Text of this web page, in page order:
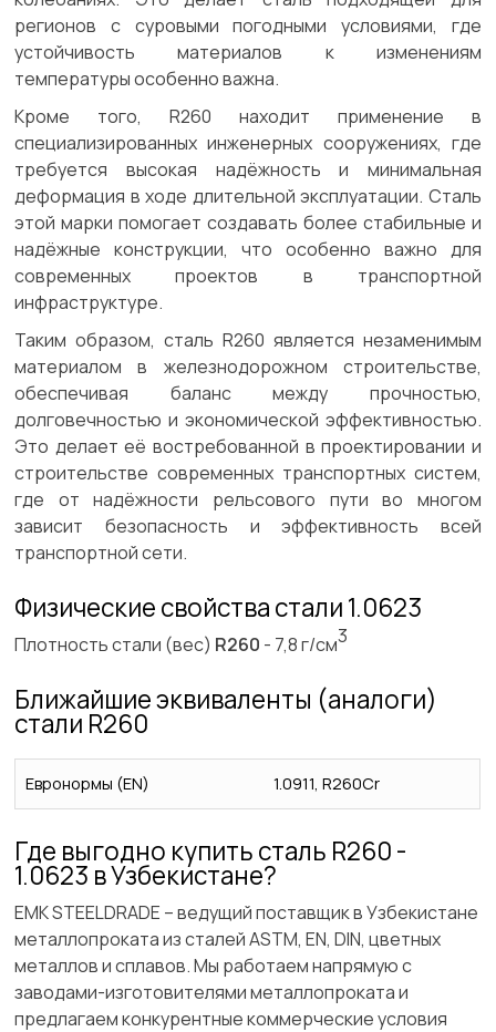
регионов с суровыми погодными условиями, где
устойчивость материалов к изменениям
температуры особенно важна.
Кроме того, R260 находит применение в
специализированных инженерных сооружениях, где
требуется высокая надёжность и минимальная
деформация в ходе длительной эксплуатации. Сталь
этой марки помогает создавать более стабильные и
надёжные конструкции, что особенно важно для
современных проектов в транспортной
инфраструктуре.
Таким образом, сталь R260 является незаменимым
материалом в железнодорожном строительстве,
обеспечивая баланс между прочностью,
долговечностью и экономической эффективностью.
Это делает её востребованной в проектировании и
строительстве современных транспортных систем,
где от надёжности рельсового пути во многом
зависит безопасность и эффективность всей
транспортной сети.
Физические свойства стали 1.0623
Плотность стали (вес) R260 - 7,8 г/см3
Ближайшие эквиваленты (аналоги)
стали R260
Евронормы (EN) 1.0911, R260Cr
Где выгодно купить сталь R260 -
1.0623 в Узбекистане?
ЕМК STEELDRADE – ведущий поставщик в Узбекистане
металлопроката из сталей ASTM, EN, DIN, цветных
металлов и сплавов. Мы работаем напрямую с
заводами-изготовителями металлопроката и
предлагаем конкурентные коммерческие условия